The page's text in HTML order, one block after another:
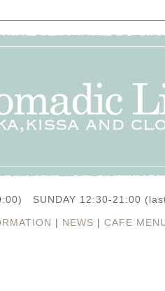
SUNDAY 12:30-21:00
| NEWS | CAFE